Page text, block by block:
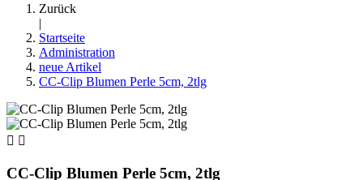
Zurück
|
Startseite
Administration
neue Artikel
CC-Clip Blumen Perle 5cm, 2tlg
 
CC-Clip Blumen Perle 5cm, 2tlg